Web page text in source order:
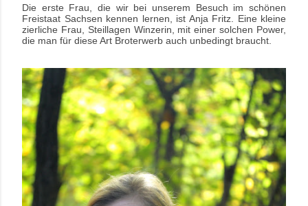
Die erste Frau, die wir bei unserem Besuch im schönen
Freistaat Sachsen kennen lernen, ist Anja Fritz. Eine kleine
zierliche Frau, Steillagen Winzerin, mit einer solchen Power,
die man für diese Art Broterwerb auch unbedingt braucht.